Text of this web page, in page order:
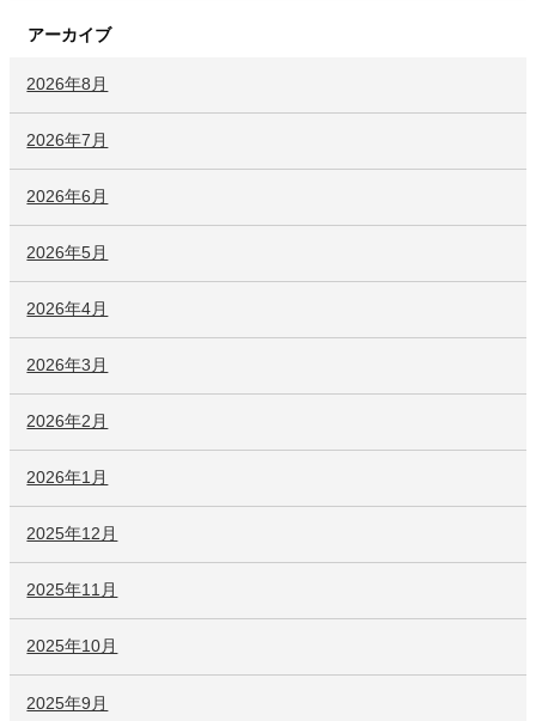
アーカイブ
2026年8月
2026年7月
2026年6月
2026年5月
2026年4月
2026年3月
2026年2月
2026年1月
2025年12月
2025年11月
2025年10月
2025年9月